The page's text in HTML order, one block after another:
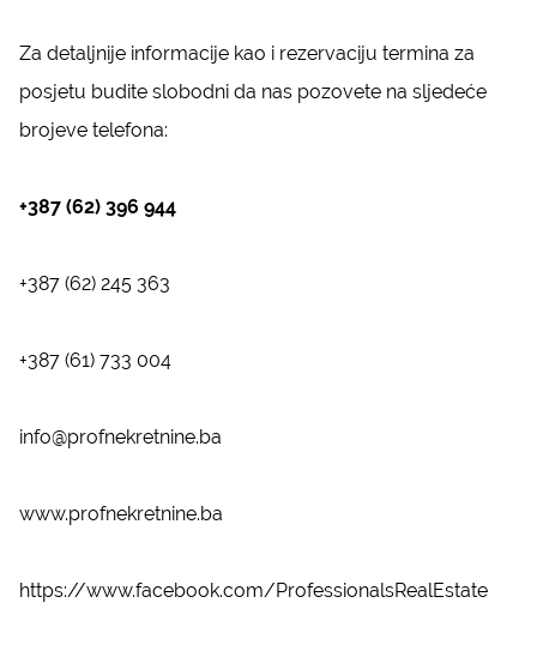
Za detaljnije informacije kao i rezervaciju termina za
posjetu budite slobodni da nas pozovete na sljedeće
brojeve telefona:
+387 (62) 396 944
+387 (62) 245 363
+387 (61) 733 004
info@profnekretnine.ba
www.profnekretnine.ba
https://www.facebook.com/ProfessionalsRealEstate